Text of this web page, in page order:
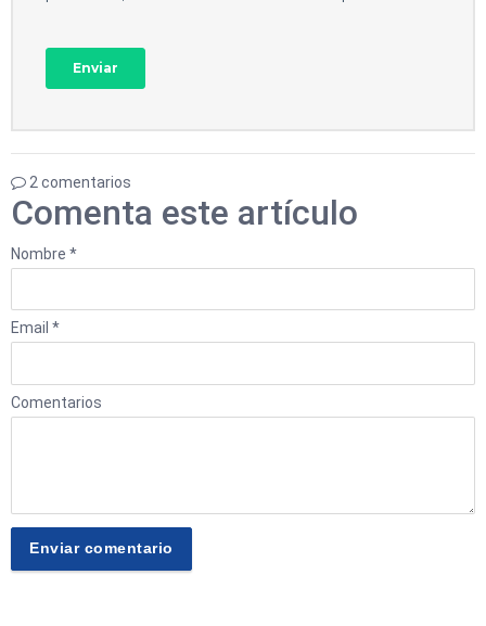
2 comentarios
Comenta este artículo
Nombre *
Email *
Comentarios